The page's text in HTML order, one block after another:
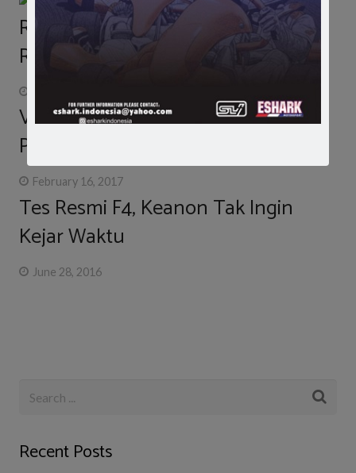
Rio Haryanto Temui Banyak
Rintangan di Tes Bahrain
Vinales Melesat di Hari ke-2 Tes
Philip Island, Rossi Urutan 8
February 16, 2017
Tes Resmi F4, Keanon Tak Ingin
Kejar Waktu
June 28, 2016
Recent Posts